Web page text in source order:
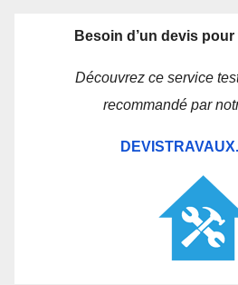
Besoin d’un devis
Découvrez ce service
recommandé par